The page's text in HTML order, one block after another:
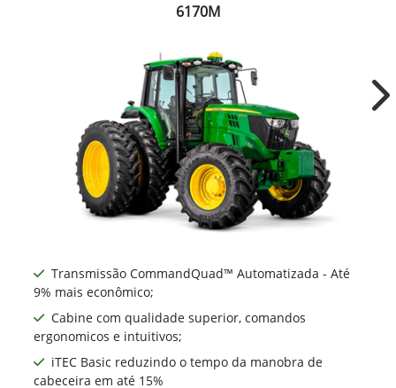
6170M
Transmissão CommandQuad™ Automatizada - Até
9% mais econômico;
Cabine com qualidade superior, comandos
ergonomicos e intuitivos;
iTEC Basic reduzindo o tempo da manobra de
cabeceira em até 15%